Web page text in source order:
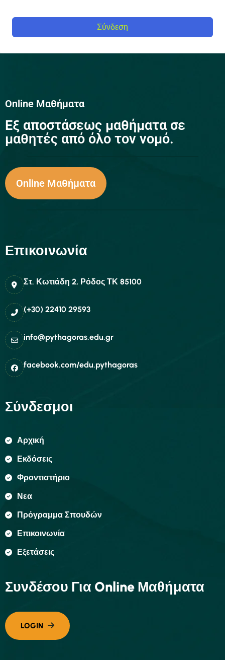
Σύνδεση
Online Μαθήματα
Eξ αποστάσεως μαθήματα σε
μαθητές από όλο τον νομό.
Online Μαθήματα
Επικοινωνία
Στ. Κωτιάδη 2, Ρόδος ΤΚ 85100
(+30) 22410 29593
info@pythagoras.edu.gr
facebook.com/edu.pythagoras
Σύνδεσμοι
Αρχική
Εκδόσεις
Φροντιστήριο
Νεα
Πρόγραμμα Σπουδών
Επικοινωνία
Εξετάσεις
Συνδέσου Για Online Μαθήματα